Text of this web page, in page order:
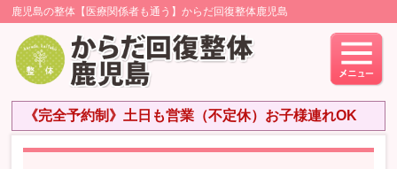
鹿児島の整体【医療関係者も通う】からだ回復整体鹿児島
《完全予約制》土日も営業（不定休）お子様連れOK